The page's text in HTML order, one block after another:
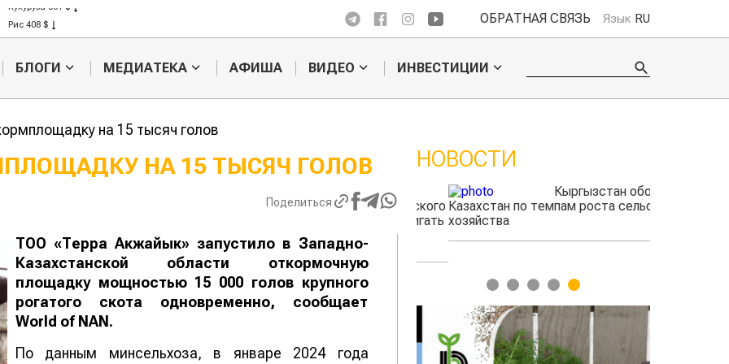
Кукуруза 301 $
Рис 408 $
ОБРАТНАЯ СВЯЗЬ Язык RU
БЛОГИ МЕДИАТЕКА АФИША ВИДЕО ИНВЕСТИЦИИ
на 15 тысяч голов
НА 15 ТЫСЯЧ ГОЛОВ
Поделиться
ТОО «Терра Акжайык» запустило в Западно-
Казахстанской области откормочную
площадку мощностью 15 000 голов крупного
рогатого скота одновременно, сообщает
World of NAN.
По данным минсельхоза, в январе 2024 года
НОВОСТИ
производства
Картофельные
войны: колорадского
лазером
Кыргызстан обошел
Казахстан по темпам роста сельского
хозяйства
1 2 3 4 5